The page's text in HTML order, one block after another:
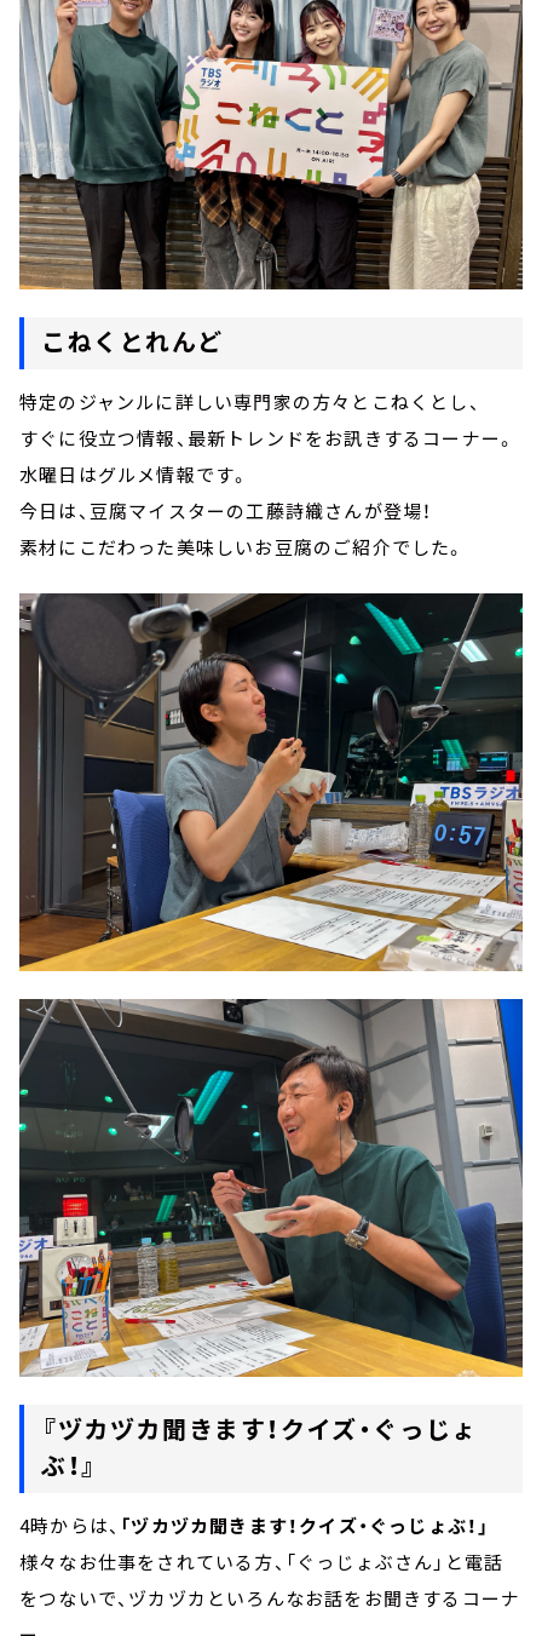
こねくとれんど
特定のジャンルに詳しい専門家の方々とこねくとし、
すぐに役立つ情報、最新トレンドをお訊きするコーナー。
水曜日はグルメ情報です。
今日は、豆腐マイスターの工藤詩織さんが登場！
素材にこだわった美味しいお豆腐のご紹介でした。
『ヅカヅカ聞きます！クイズ・ぐっじょ
ぶ！』
4時からは、 「ヅカヅカ聞きます！クイズ・ぐっじょぶ！」
様々なお仕事をされている方、「ぐっじょぶさん」と電話
をつないで、ヅカヅカといろんなお話をお聞きするコーナ